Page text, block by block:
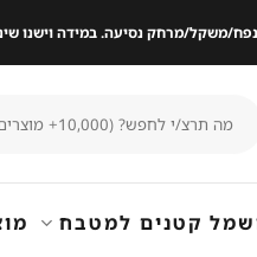
משקל/מרחק נסיעה. במידה וישנו
עבור:
קטנים למטבח